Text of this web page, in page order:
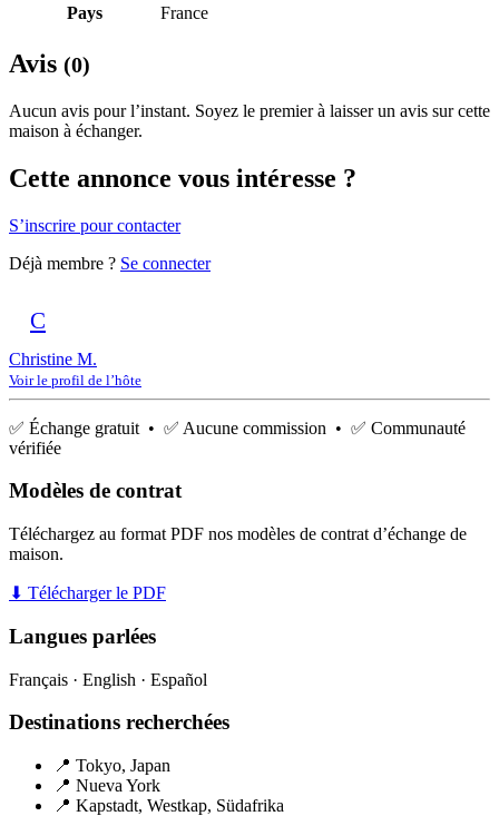
Pays
France
Avis (0)
Aucun avis pour l’instant. Soyez le premier à laisser un avis sur cette
maison à échanger.
Cette annonce vous intéresse ?
S’inscrire pour contacter
Déjà membre ? Se connecter
C
Christine M.
Voir le profil de l’hôte
✅ Échange gratuit • ✅ Aucune commission • ✅ Communauté
vérifiée
Modèles de contrat
Téléchargez au format PDF nos modèles de contrat d’échange de
maison.
⬇ Télécharger le PDF
Langues parlées
Français · English · Español
Destinations recherchées
📍 Tokyo, Japan
📍 Nueva York
📍 Kapstadt, Westkap, Südafrika